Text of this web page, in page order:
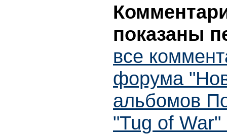
показаны
все
форума
альбомов
"Tug of